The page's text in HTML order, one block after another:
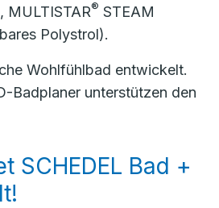
MULTISTAR® STEAM
Polystrol).
Wohlfühlbad entwickelt.
Badplaner unterstützen den
SCHEDEL Bad +